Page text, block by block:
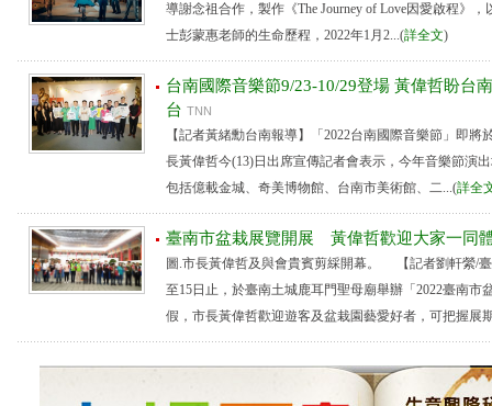
導謝念祖合作，製作《The Journey of Love因愛啟程》
士彭蒙惠老師的生命歷程，2022年1月2...(詳全文)
台南國際音樂節9/23-10/29登場 黃偉哲盼台
台 TNN
【記者黃緒勳台南報導】「2022台南國際音樂節」即將
長黃偉哲今(13)日出席宣傳記者會表示，今年音樂節演
包括億載金城、奇美博物館、台南市美術館、二...(詳全
臺南市盆栽展覽開展 黃偉哲歡迎大家一同
圖.市長黃偉哲及與會貴賓剪綵開幕。 【記者劉軒縈/
至15日止，於臺南土城鹿耳門聖母廟舉辦「2022臺南市
假，市長黃偉哲歡迎遊客及盆栽園藝愛好者，可把握展